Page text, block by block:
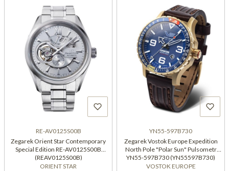
RE-AV0125S00B
Zegarek Orient Star Contemporary
Special Edition RE-AV0125S00B
(REAV0125S00B)
ORIENT STAR
YN55-597B730
Zegarek Vostok Europe Expedition
North Pole "Polar Sun" Pulsometr
YN55-597B730 (YN55597B730)
VOSTOK EUROPE